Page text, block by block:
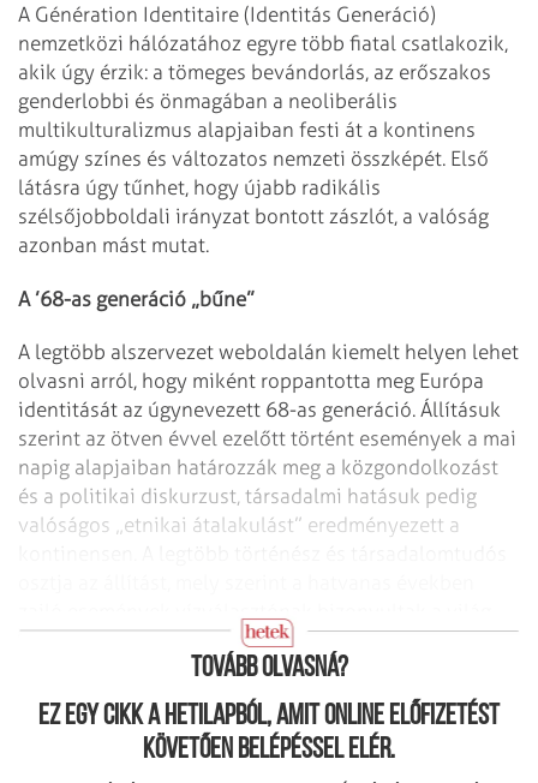
A Génération Identitaire (Identitás Generáció)
nemzetközi hálózatához egyre több fiatal csatlakozik,
akik úgy érzik: a tömeges bevándorlás, az erőszakos
genderlobbi és önmagában a neoliberális
multikulturalizmus alapjaiban festi át a kontinens
amúgy színes és változatos nemzeti összképét. Első
látásra úgy tűnhet, hogy újabb radikális
szélsőjobboldali irányzat bontott zászlót, a valóság
azonban mást mutat.
A ’68-as generáció „bűne”
A legtöbb alszervezet weboldalán kiemelt helyen lehet
olvasni arról, hogy miként roppantotta meg Európa
identitását az úgynevezett 68-as generáció. Állításuk
szerint az ötven évvel ezelőtt történt események a mai
napig alapjaiban határozzák meg a közgondolkozást
és a politikai diskurzust, társadalmi hatásuk pedig
valóságos „etnikai átalakulást” eredményezett a
de főként Európa jövője szempontjából.
Tovább olvasná?
Ez egy cikk a hetilapból, amit online előfizetést
követően belépéssel elér.